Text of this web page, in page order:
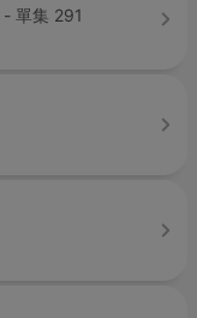
單集 291